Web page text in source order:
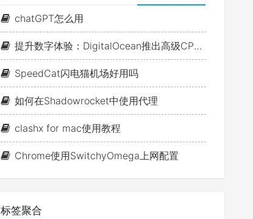
chatGPT怎么用
提升数字体验：DigitalOcean推出高级CPU优化的Droplets
SpeedCat闪电猫机场好用吗
如何在Shadowrocket中使用代理
clashx for mac使用教程
Chrome使用SwitchyOmega上网配置
标签聚合